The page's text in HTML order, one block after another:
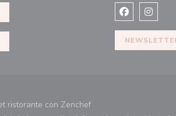
Facebook
ristorante con Zenchef((apre una nuova